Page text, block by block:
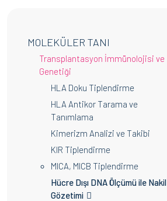
MOLEKÜLER TANI
Transplantasyon İmmünolojisi ve
Genetiği
HLA Doku Tiplendirme
HLA Antikor Tarama ve
Tanımlama
Kimerizm Analizi ve Takibi
KIR Tiplendirme
MICA, MICB Tiplendirme
Hücre Dışı DNA Ölçümü ile Nakil
Gözetimi